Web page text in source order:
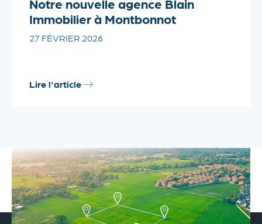
Notre nouvelle agence Blain
Immobilier à Montbonnot
27 FÉVRIER 2026
Lire l'article